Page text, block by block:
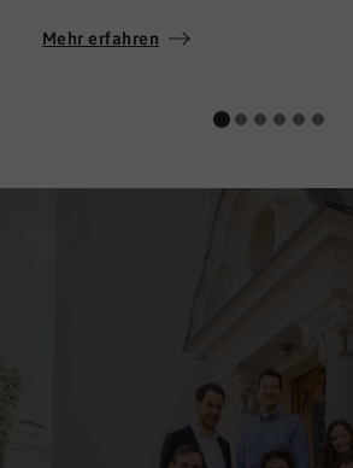
Soft Skills brauchen, finden sie in
Mehr erfahren